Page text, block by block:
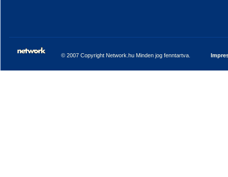
© 2007 Copyright Network.hu Minden jog fenntartva.